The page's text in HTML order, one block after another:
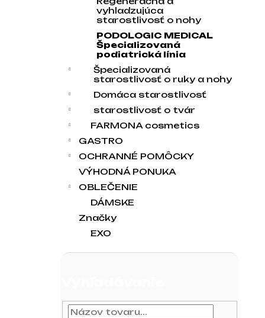
vyhladzujúca
starostlivosť o nohy
PODOLOGIC MEDICAL
Špecializovaná
podiatrická línia
Špecializovaná
starostlivosť o ruky a nohy
Domáca starostlivosť
starostlivosť o tvár
FARMONA cosmetics
GASTRO
OCHRANNÉ POMÔCKY
VÝHODNÁ PONUKA
OBLEČENIE
DÁMSKE
Značky
EXO